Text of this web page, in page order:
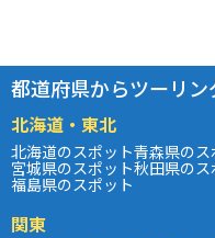
都道府県からツーリ
北海道・東北
北海道のスポット青森県のス
宮城県のスポット秋田県のス
福島県のスポット
関東